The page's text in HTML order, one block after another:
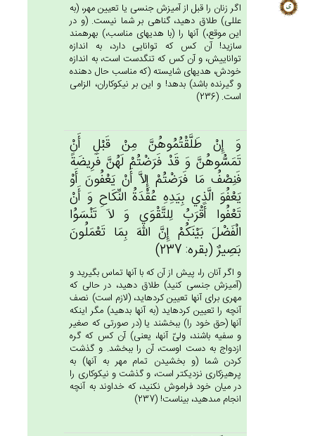
اگر زنان را قبل از آميزش جنسى يا تعيين مهر، (به
عللى) طلاق دهيد، گناهى بر شما نيست. (و در
اين موقع،) آنها را (با هديه‏اى مناسب،) بهره‏مند
سازيد! آن كس كه توانايى دارد، به اندازه
تواناييش، و آن كس كه تنگدست است، به اندازه
خودش، هديه‏اى شايسته (كه مناسب حال دهنده
و گيرنده باشد) بدهد! و اين بر نيكوكاران، الزامى
است. (236)
وَ إِنْ‌ طَلَّقْتُمُوهُن‌َّ مِنْ‌ قَبْل‌ِ أَنْ‌
تَمَسُّوهُن‌َّ وَ قَدْ فَرَضْتُم‌ْ لَهُن‌َّ فَرِيضَة‌ً
فَنِصْف‌ُ مَا فَرَضْتُم‌ْ إِلاَّ أَنْ‌ يَعْفُون‌َ أَوْ
يَعْفُوَ الَّذِي‌ بِيَدِه‌ِ عُقْدَة‌ُ النِّكَاح‌ِ وَ أَنْ‌
تَعْفُوا أَقْرَب‌ُ لِلتَّقْوَي‌ وَ لاَ تَنْسَوُا
الْفَضْل‌َ بَيْنَكُم‌ْ إِن‌َّ الله‌َ بِمَا تَعْمَلُون‌َ
بَصِيرٌ (بقره: 237)
و اگر آنان را، پيش از آن كه با آنها تماس بگيريد و
(آميزش جنسى كنيد) طلاق دهيد، در حالى كه
مهرى براى آنها تعيين كرده‏ايد، (لازم است) نصف
آنچه را تعيين كرده‏ايد (به آنها بدهيد) مگر اينكه
آنها (حق خود را) ببخشند يا (در صورتى كه صغير
و سفيه باشند، ولىّ آنها، يعنى) آن كس كه گره
ازدواج به دست اوست، آن را ببخشد. و گذشت
كردن شما (و بخشيدن تمام مهر به آنها) به
پرهيزكارى نزديكتر است، و گذشت و نيكوكارى را
در ميان خود فراموش نكنيد، كه خداوند به آنچه
انجام مى‏دهيد، بيناست! (237)